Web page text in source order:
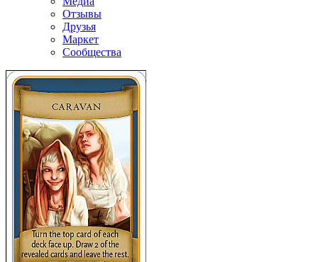
Отзывы
Друзья
Маркет
Сообщества